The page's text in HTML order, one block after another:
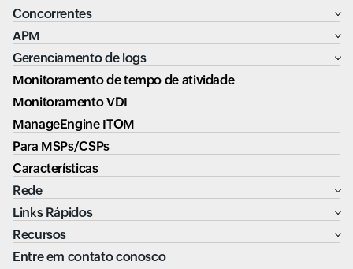
Concorrentes
APM
Gerenciamento de logs
Monitoramento de tempo de atividade
Monitoramento VDI
ManageEngine ITOM
Para MSPs/CSPs
Características
Rede
Links Rápidos
Recursos
Entre em contato conosco